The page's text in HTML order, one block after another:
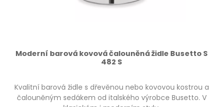
Moderní barová kovová čalouněná židle Busetto S
482 S
Kvalitní barová židle s dřevěnou nebo kovovou kostrou a
čalouněným sedákem od italského výrobce Busetto. V